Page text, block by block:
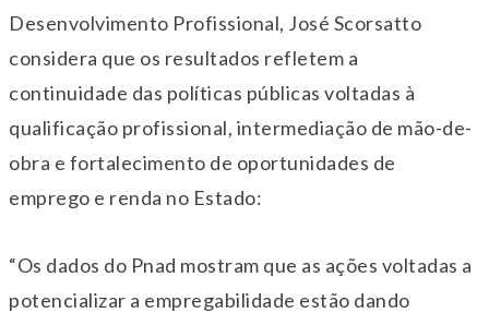
Desenvolvimento Profissional, José Scorsatto
considera que os resultados refletem a
continuidade das políticas públicas voltadas à
qualificação profissional, intermediação de mão-de-
obra e fortalecimento de oportunidades de
emprego e renda no Estado:
“Os dados do Pnad mostram que as ações voltadas a
potencializar a empregabilidade estão dando